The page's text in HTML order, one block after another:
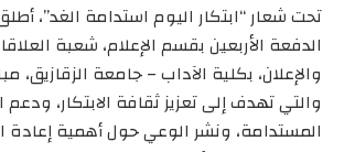
تحت شعار “ابتكار اليوم استدامة الغد”،
الدفعة الأربعين بقسم الإعلام، شعبة
والإعلان، بكلية الآداب – جامعة الزقازيق،
والتي تهدف إلى تعزيز ثقافة الابتكار، ودعم
المستدامة، ونشر الوعي حول أهمية إعادة